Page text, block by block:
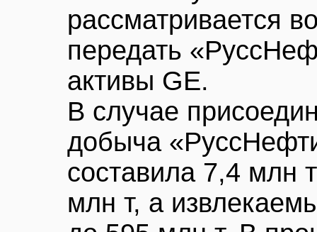
рассматривается
передать
активы GE.
В случае
добыча
составила 7,4 млн
млн т, а